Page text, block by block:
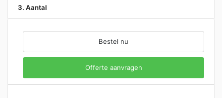
3. Aantal
Bestel nu
Offerte aanvragen